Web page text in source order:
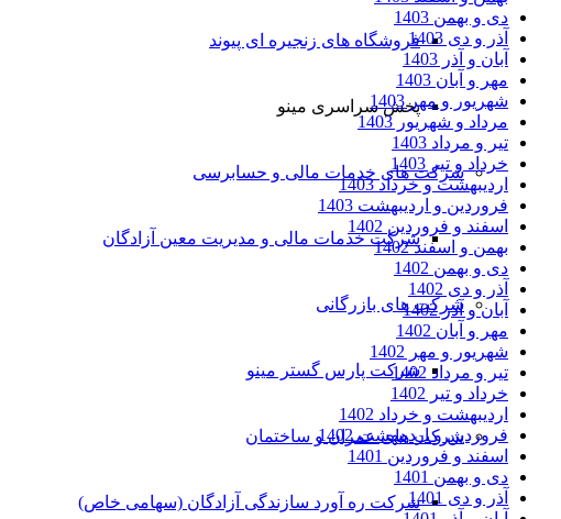
فروشگاه های زنجیره ای پیوند
پخش سراسری مینو
شرکت های خدمات مالی و حسابرسی
شرکت خدمات مالی و مدیریت معین آزادگان
شرکت های بازرگانی
شرکت پارس گستر مینو
شرکت های عمران و ساختمان
شرکت ره آورد سازندگی آزادگان (سهامی خاص)
دی و بهمن 1403
آذر و دی 1403
آبان و آذر 1403
مهر و آبان 1403
شهریور و مهر 1403
مرداد و شهریور 1403
تیر و مرداد 1403
خرداد و تیر 1403
اردیبهشت و خرداد 1403
فروردین و اردیبهشت 1403
اسفند و فروردین 1402
بهمن و اسفند 1402
دی و بهمن 1402
آذر و دی 1402
آبان و آذر 1402
مهر و آبان 1402
شهریور و مهر 1402
تیر و مرداد 1402
خرداد و تیر 1402
اردیبهشت و خرداد 1402
فروردین و اردیبهشت 1402
اسفند و فروردین 1401
دی و بهمن 1401
آذر و دی 1401